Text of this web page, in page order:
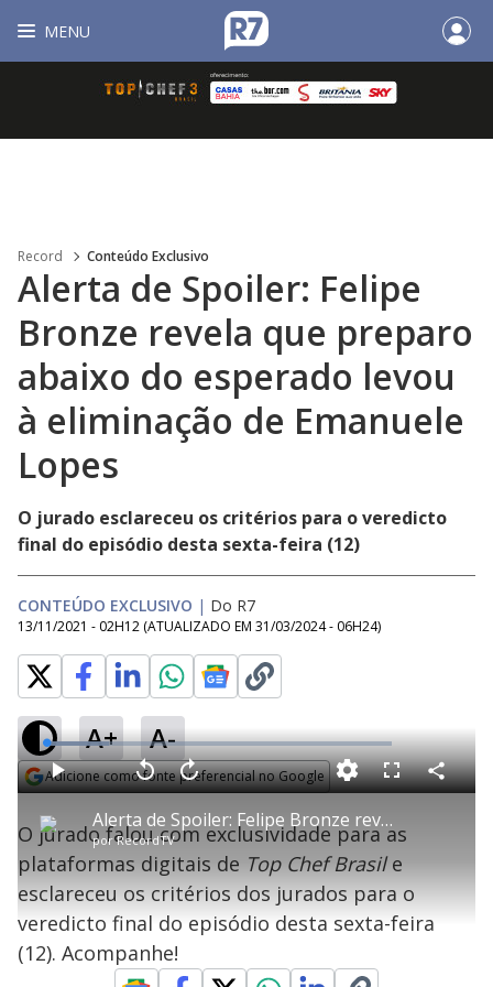
MENU
Record Conteúdo Exclusivo
Alerta de Spoiler: Felipe
Bronze revela que preparo
abaixo do esperado levou
à eliminação de Emanuele
Lopes
O jurado esclareceu os critérios para o veredicto
final do episódio desta sexta-feira (12)
CONTEÚDO EXCLUSIVO | Do R7
13/11/2021 - 02H12 (ATUALIZADO EM 31/03/2024 - 06H24)
A+ A-
Adicione como fonte preferencial no Google
P
l
a
Alerta de Spoiler: Felipe Bronze revela que preparo abaixo do esperado levou à eliminação de Emanuele Lopes
porRecordTV
P V
t
a
r
1
0
n
d
s
A
n
ç
a
1
s
e
s
L
o
a
d
e
8
.
1
0
F
s
c
e
n
C
o
O jurado falou com exclusividade para as
plataformas digitais de Top Chef Brasile
esclareceu os critérios dos jurados para o
veredicto final do episódio desta sexta-feira
(12). Acompanhe!